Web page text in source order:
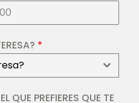
*
QUE PREFIERES QUE TE